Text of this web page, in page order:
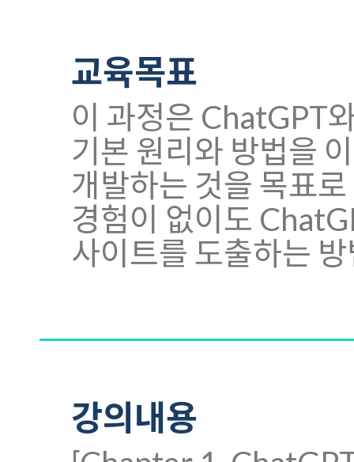
교육목표
이 과정은 ChatGPT
기본 원리와 방법을
개발하는 것을 목표
경험이 없이도
사이트를 도출하는
강의내용